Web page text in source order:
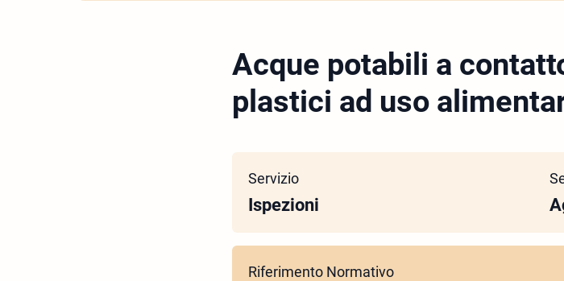
Acque potabili a
plastici ad uso
Servizio
Ispezioni
Riferimento Normativo